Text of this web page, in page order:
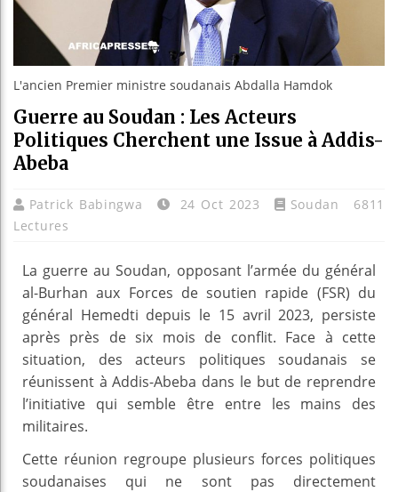
L'ancien Premier ministre soudanais Abdalla Hamdok
Guerre au Soudan : Les Acteurs
Politiques Cherchent une Issue à Addis-
Abeba
Patrick Babingwa 24 Oct 2023 Soudan
6811
Lectures
La guerre au Soudan, opposant l’armée du général
al-Burhan aux Forces de soutien rapide (FSR) du
général Hemedti depuis le 15 avril 2023, persiste
après près de six mois de conflit. Face à cette
situation, des acteurs politiques soudanais se
réunissent à Addis-Abeba dans le but de reprendre
l’initiative qui semble être entre les mains des
militaires.
Cette réunion regroupe plusieurs forces politiques
soudanaises qui ne sont pas directement